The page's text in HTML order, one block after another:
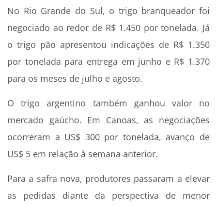
No Rio Grande do Sul, o trigo branqueador foi
negociado ao redor de R$ 1.450 por tonelada. Já
o trigo pão apresentou indicações de R$ 1.350
por tonelada para entrega em junho e R$ 1.370
para os meses de julho e agosto.
O trigo argentino também ganhou valor no
mercado gaúcho. Em Canoas, as negociações
ocorreram a US$ 300 por tonelada, avanço de
US$ 5 em relação à semana anterior.
Para a safra nova, produtores passaram a elevar
as pedidas diante da perspectiva de menor